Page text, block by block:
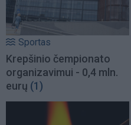
Sportas
Krepšinio čempionato
organizavimui - 0,4 mln.
eurų (1)